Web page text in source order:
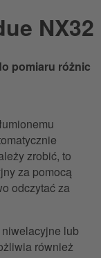
NX32
pomiaru różnic
zrobić, to
za pomocą
odczytać za
niwelacyjne lub
również